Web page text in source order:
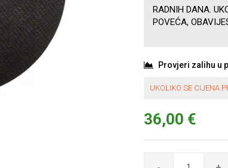
RADNIH DANA.
POVEĆA,
Provjeri zalihu u
UKOLIKO SE CIJENA
36,00 €